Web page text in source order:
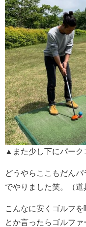
▲また少し下にパーク
どうやらここもだん
でやりました笑。（道
こんなに安くゴルフを
とか言ったらゴルフ